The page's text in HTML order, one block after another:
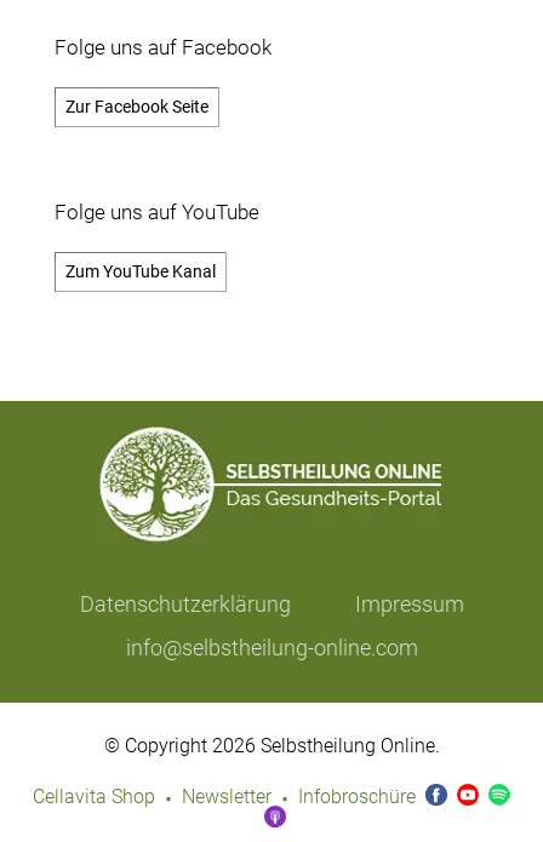
Folge uns auf Facebook
Zur Facebook Seite
Folge uns auf YouTube
Zum YouTube Kanal
Datenschutzerklärung
Impressum
info@selbstheilung-online.com
© Copyright 2026 Selbstheilung Online.
Cellavita Shop · Newsletter · Infobroschüre